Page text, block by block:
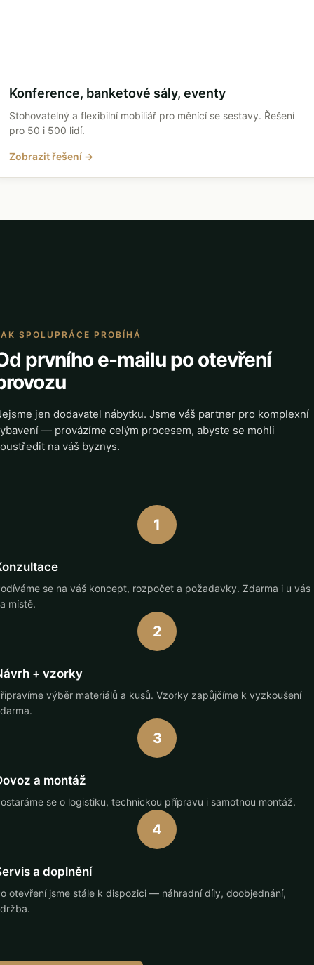
Konference, banketové sály, eventy
Stohovatelný a flexibilní mobiliář pro měnící se sestavy. Řešení
pro 50 i 500 lidí.
Zobrazit řešení →
SPOLUPRÁCE PROBÍHÁ
prvního e-mailu po otevření
jen dodavatel nábytku. Jsme váš partner pro komplexní
— provázíme celým procesem, abyste se mohli
na váš byznys.
1
se na váš koncept, rozpočet a požadavky. Zdarma i u vás
místě.
2
+ vzorky
výběr materiálů a kusů. Vzorky zapůjčíme k vyzkoušení
3
a montáž
se o logistiku, technickou přípravu i samotnou montáž.
4
a doplnění
otevření jsme stále k dispozici — náhradní díly, doobjednání,